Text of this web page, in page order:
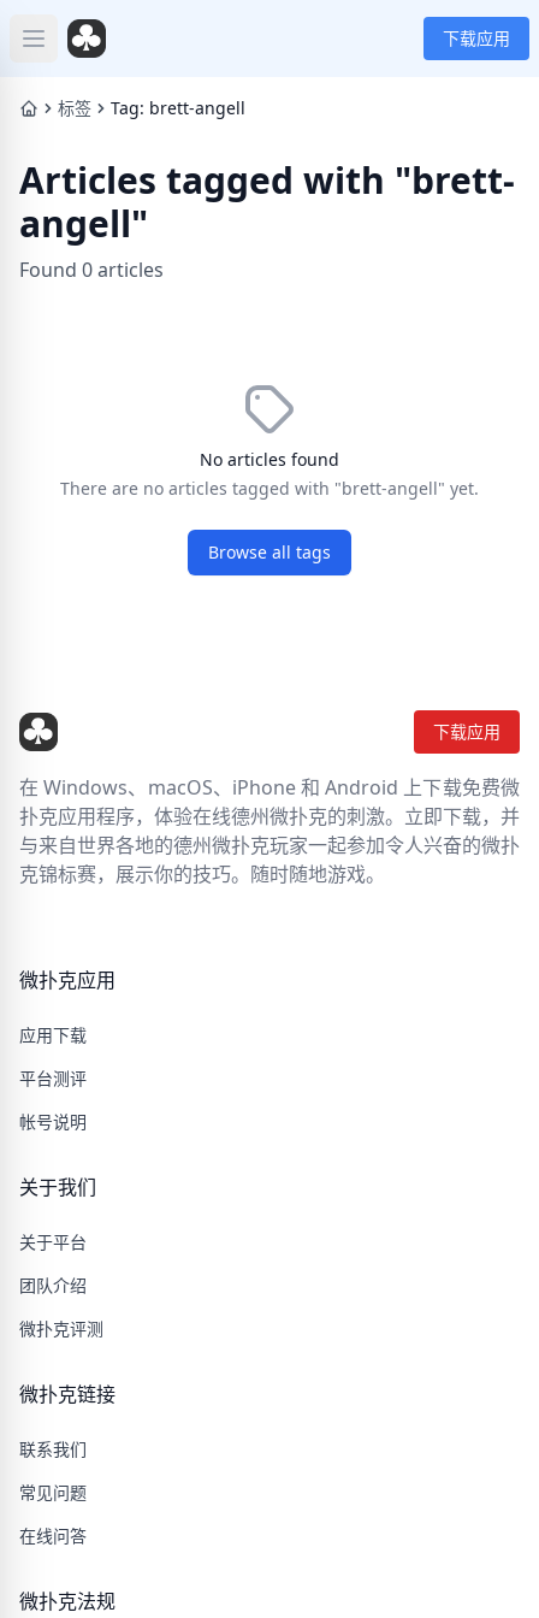
Open main menu 下载应用
标签 Tag: brett-angell
Articles tagged with "brett-
angell"
Found 0 articles
No articles found
There are no articles tagged with "brett-angell" yet.
Browse all tags
下载应用
在 Windows、macOS、iPhone 和 Android 上下载免费微
扑克应用程序，体验在线德州微扑克的刺激。立即下载，并
与来自世界各地的德州微扑克玩家一起参加令人兴奋的微扑
克锦标赛，展示你的技巧。随时随地游戏。
微扑克应用
应用下载
平台测评
帐号说明
关于我们
关于平台
团队介绍
微扑克评测
微扑克链接
联系我们
常见问题
在线问答
微扑克法规